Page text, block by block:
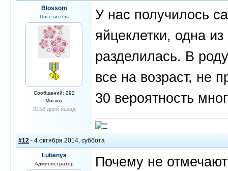
Blossom
Посетитель
Сообщений: 292
Москва
3158 дней назад
У нас получилось
яйцеклетки, одна
разделилась. В
все на возраст, не
30 вероятность
#12 - 4 октября 2014, суббота
Lubanya
Администратор
Почему не